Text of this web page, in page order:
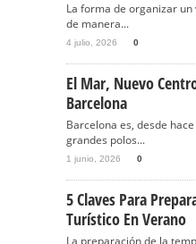
La forma de organizar
de manera...
4 julio, 2026 0
El Mar, Nuevo
Barcelona
Barcelona es, desde
grandes polos...
1 junio, 2026 0
5 Claves Para
Turístico En Verano
La preparación de la